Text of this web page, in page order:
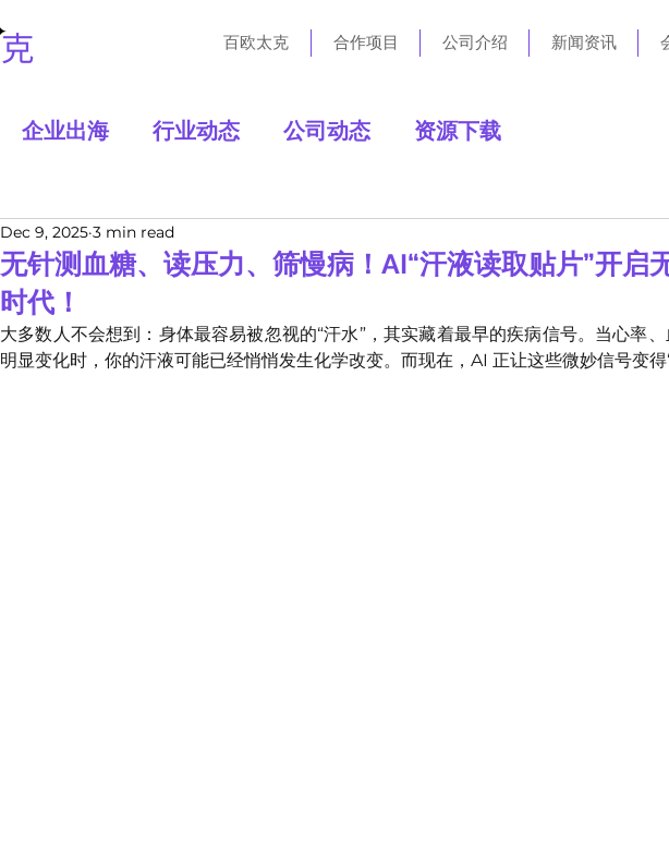
百欧太克 合作项目 公司介绍 新闻资讯
企业出海 行业动态 公司动态 资源下载
无针测血糖、读压力、筛慢病！AI“汗液读取贴片”开启
时代！
Dec 9, 2025 3 min read
大多数人不会想到：身体最容易被忽视的“汗水”，其实藏着最早的疾病信号。当心率
明显变化时，你的汗液可能已经悄悄发生化学改变。而现在，AI 正让这些微妙信号变得